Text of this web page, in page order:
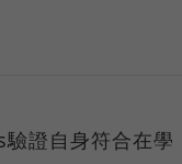
證自身符合在學